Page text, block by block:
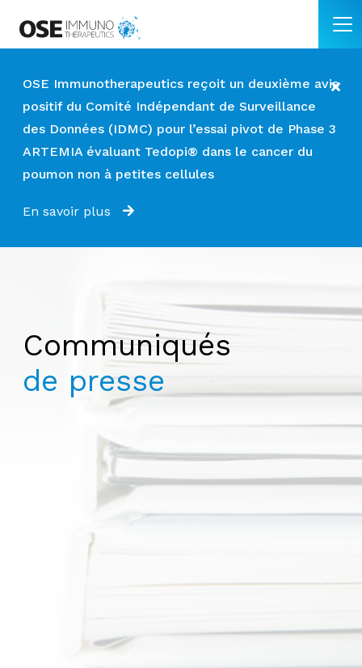
OSE Immunotherapeutics reçoit un deuxième avis
positif du Comité Indépendant de Surveillance
des Données (IDMC) pour l’essai pivot de Phase 3
ARTEMIA évaluant Tedopi® dans le cancer du
poumon non à petites cellules
En savoir plus
Communiqués
de presse